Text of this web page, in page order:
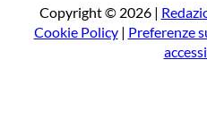
a
Copyright © 2026 |
Cookie Policy| Preferenze